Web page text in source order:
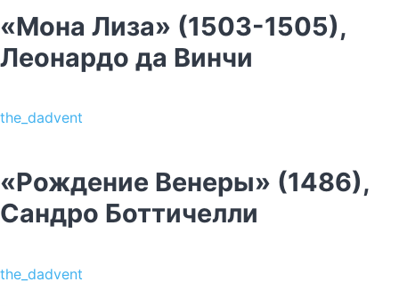
«Мона Лиза» (1503-1505),
Леонардо да Винчи
the_dadvent
«Рождение Венеры» (1486),
Сандро Боттичелли
the_dadvent